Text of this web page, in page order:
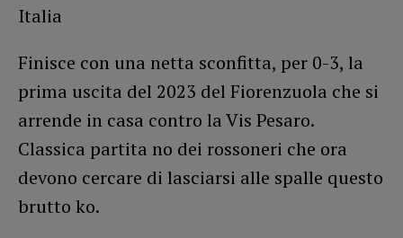
Italia
Finisce con una netta sconfitta, per 0-3, la
prima uscita del 2023 del Fiorenzuola che si
arrende in casa contro la Vis Pesaro.
Classica partita no dei rossoneri che ora
devono cercare di lasciarsi alle spalle questo
brutto ko.